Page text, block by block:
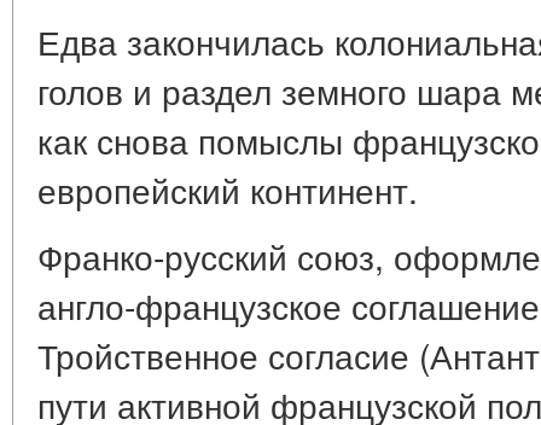
Едва закончилась
голов и раздел земного шара
как снова помыслы
европейский континент.
Франко-русский союз,
англо-французское
Тройственное согласие
пути активной французской